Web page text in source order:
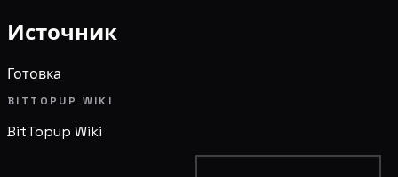
Источник
Готовка
BITTOPUP WIKI
BitTopup Wiki